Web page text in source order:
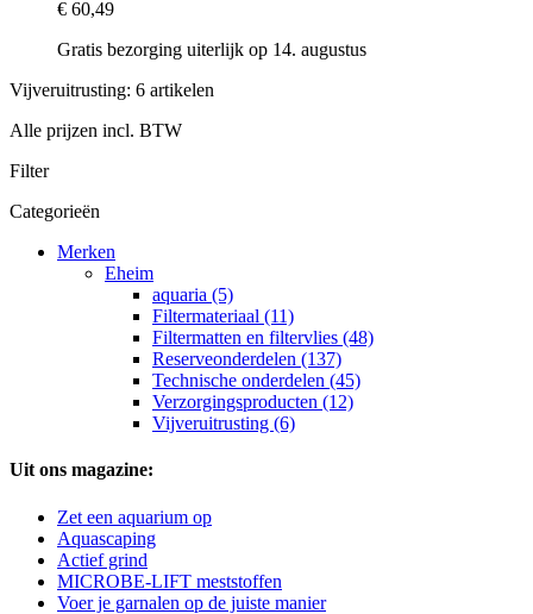
€ 60,49
Gratis bezorging uiterlijk op 14. augustus
Vijveruitrusting: 6 artikelen
Alle prijzen incl. BTW
Filter
Categorieën
Merken
Eheim
aquaria (5)
Filtermateriaal (11)
Filtermatten en filtervlies (48)
Reserveonderdelen (137)
Technische onderdelen (45)
Verzorgingsproducten (12)
Vijveruitrusting (6)
Uit ons magazine:
Zet een aquarium op
Aquascaping
Actief grind
MICROBE-LIFT meststoffen
Voer je garnalen op de juiste manier